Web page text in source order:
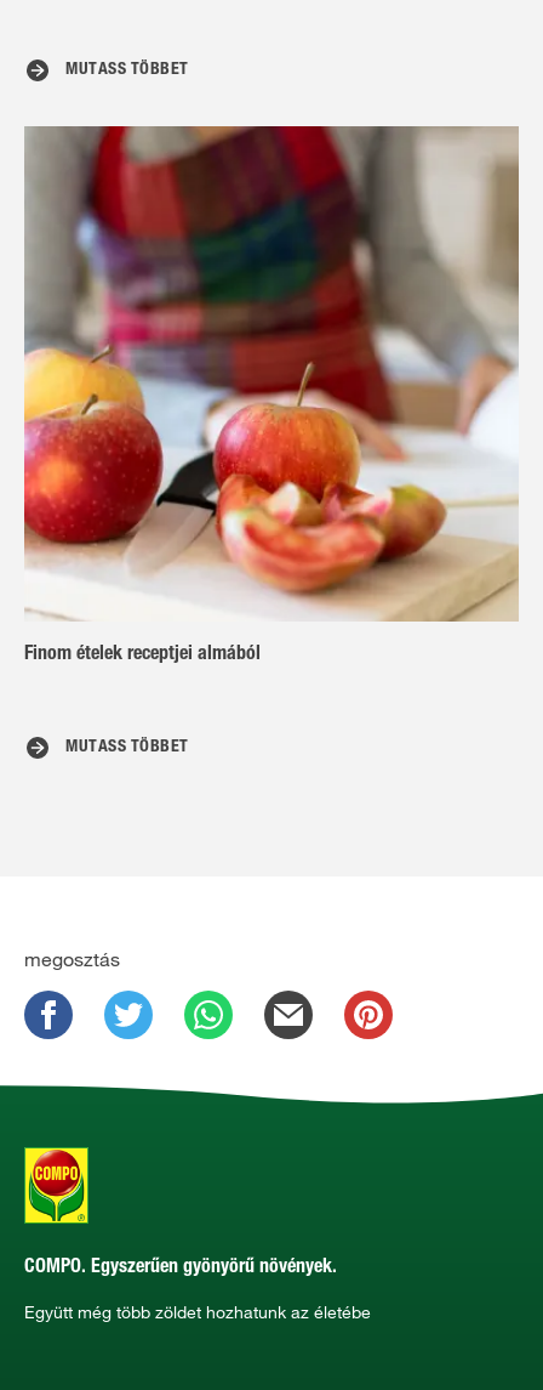
MUTASS TÖBBET
Finom ételek receptjei almából
MUTASS TÖBBET
megosztás
COMPO. Egyszerűen gyönyörű növények.
Együtt még több zöldet hozhatunk az életébe